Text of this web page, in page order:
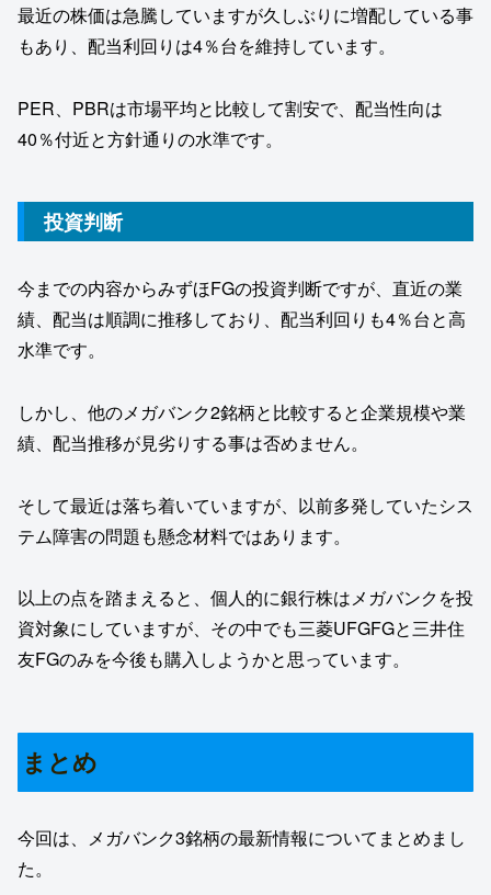
最近の株価は急騰していますが久しぶりに増配している事
もあり、配当利回りは4％台を維持しています。
PER、PBRは市場平均と比較して割安で、配当性向は
40％付近と方針通りの水準です。
投資判断
今までの内容からみずほFGの投資判断ですが、直近の業
績、配当は順調に推移しており、配当利回りも4％台と高
水準です。
しかし、他のメガバンク2銘柄と比較すると企業規模や業
績、配当推移が見劣りする事は否めません。
そして最近は落ち着いていますが、以前多発していたシス
テム障害の問題も懸念材料ではあります。
以上の点を踏まえると、個人的に銀行株はメガバンクを投
資対象にしていますが、その中でも三菱UFGFGと三井住
友FGのみを今後も購入しようかと思っています。
まとめ
今回は、メガバンク3銘柄の最新情報についてまとめまし
た。